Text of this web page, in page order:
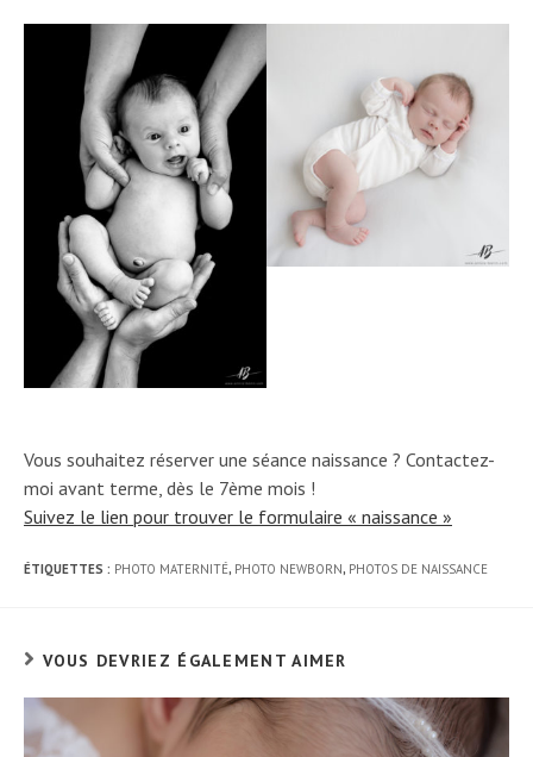
Vous souhaitez réserver une séance naissance ? Contactez-
moi avant terme, dès le 7ème mois !
Suivez le lien pour trouver le formulaire « naissance »
ÉTIQUETTES : PHOTO MATERNITÉ, PHOTO NEWBORN, PHOTOS DE NAISSANCE
VOUS DEVRIEZ ÉGALEMENT AIMER